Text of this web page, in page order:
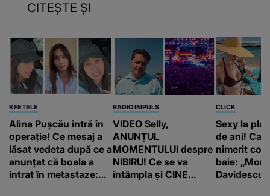
CITEȘTE ȘI
KFETELE
Alina Pușcău intră în
operație! Ce mesaj a
lăsat vedeta după ce a
anunțat că boala a
intrat în metastaze:
RADIO IMPULS
VIDEO Selly,
ANUNȚUL
MOMENTULUI despre
NIBIRU! Ce se va
întâmpla și CINE
CLICK
Sexy la
de ani!
nimerit
baie:
Davidescu